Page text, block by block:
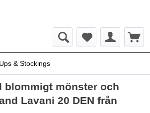
& Stockings
blommigt mönster och
Lavani 20 DEN från